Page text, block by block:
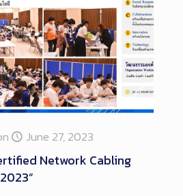
June 27, 2023
Network Cabling